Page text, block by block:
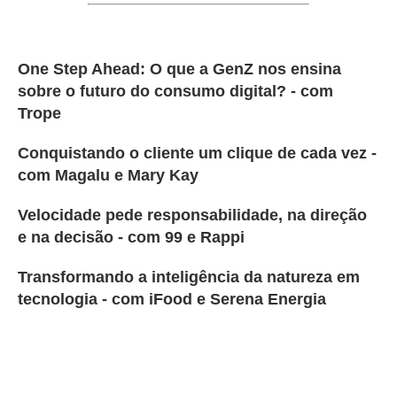
One Step Ahead: O que a GenZ nos ensina
sobre o futuro do consumo digital? - com
Trope
Conquistando o cliente um clique de cada vez -
com Magalu e Mary Kay
Velocidade pede responsabilidade, na direção
e na decisão - com 99 e Rappi
Transformando a inteligência da natureza em
tecnologia - com iFood e Serena Energia